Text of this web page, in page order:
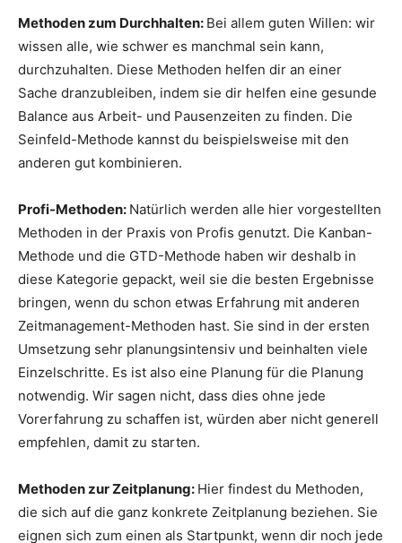
Methoden zum Durchhalten: Bei allem guten Willen: wir
wissen alle, wie schwer es manchmal sein kann,
durchzuhalten. Diese Methoden helfen dir an einer
Sache dranzubleiben, indem sie dir helfen eine gesunde
Balance aus Arbeit- und Pausenzeiten zu finden. Die
Seinfeld-Methode kannst du beispielsweise mit den
anderen gut kombinieren.
Profi-Methoden: Natürlich werden alle hier vorgestellten
Methoden in der Praxis von Profis genutzt. Die Kanban-
Methode und die GTD-Methode haben wir deshalb in
diese Kategorie gepackt, weil sie die besten Ergebnisse
bringen, wenn du schon etwas Erfahrung mit anderen
Zeitmanagement-Methoden hast. Sie sind in der ersten
Umsetzung sehr planungsintensiv und beinhalten viele
Einzelschritte. Es ist also eine Planung für die Planung
notwendig. Wir sagen nicht, dass dies ohne jede
Vorerfahrung zu schaffen ist, würden aber nicht generell
empfehlen, damit zu starten.
Methoden zur Zeitplanung: Hier findest du Methoden,
die sich auf die ganz konkrete Zeitplanung beziehen. Sie
eignen sich zum einen als Startpunkt, wenn dir noch jede